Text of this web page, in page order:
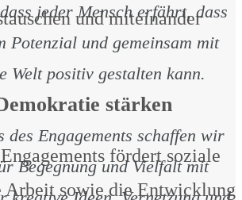
und miteinander
stärken
fördert soziale
Arbeit sowie die Entwicklung
jeder Mensch erfährt, dass
Potenzial und gemeinsam mit
Welt positiv gestalten kann.
des Engagements schaffen wir
Begegnung und Vielfalt mit